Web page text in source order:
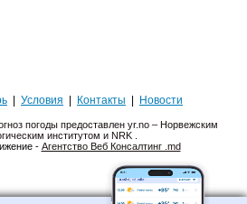
Условия Контакты Новости
погоды предоставлен yr.no – Норвежским
институтом и NRK
- Агентство Веб Консалтинг .md